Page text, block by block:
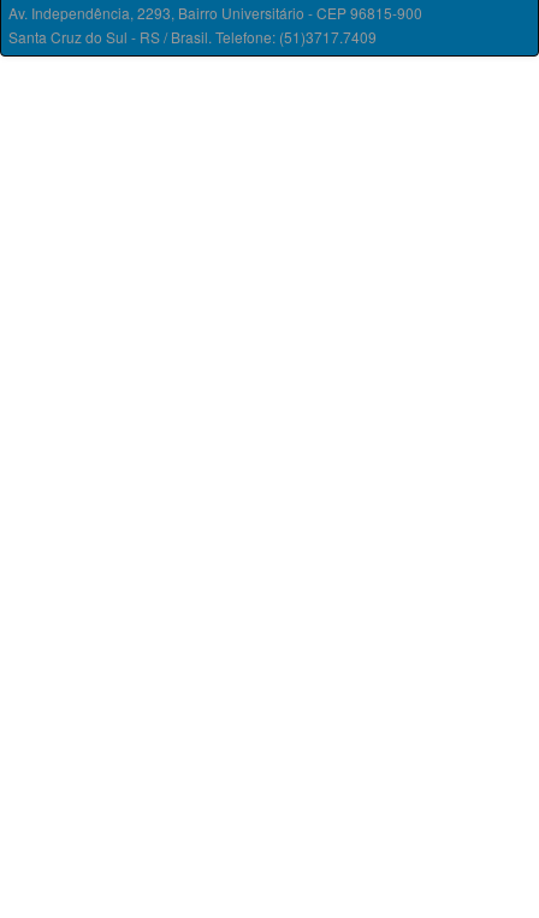
Av. Independência, 2293, Bairro Universitário - CEP 96815-900
Santa Cruz do Sul - RS / Brasil. Telefone: (51)3717.7409